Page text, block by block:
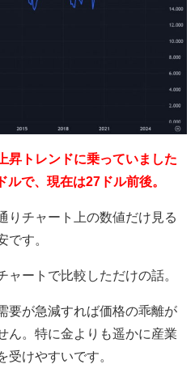
昇トレンドに乗っていました
で、現在は27ドル前後。
りチャート上の数値だけ見る
です。
ャートで比較しただけの話。
要が急減すれば価格の乖離が
ん。特に金よりも遥かに産業
受けやすいです。